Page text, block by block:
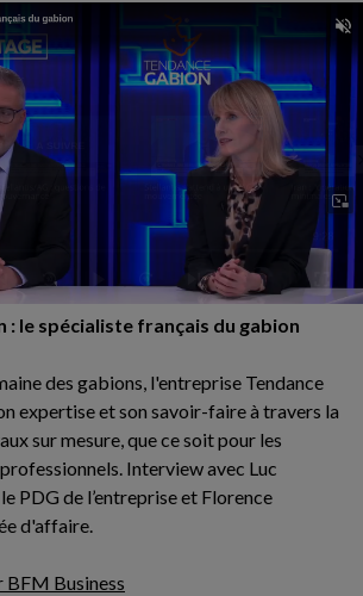
: le spécialiste français du gabion
des gabions, l'entreprise Tendance
expertise et son savoir-faire à travers la
sur mesure, que ce soit pour les
Interview avec Luc
PDG de l’entreprise et Florence
d'affaire.
Business